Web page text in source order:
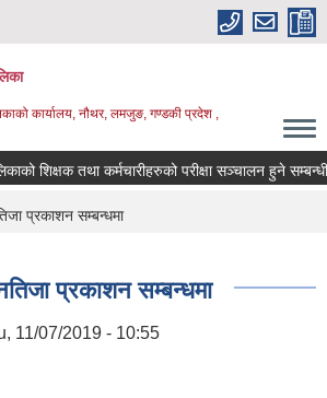
कार्यालय, नौथर, लमजुङ, गण्डकी प्रदेश ,
शिक्षक तथा कर्मचारीहरुको परीक्षा सञ्चालन हुने सम्बन्धी
प्रकाशन सम्बन्धमा
प्रकाशन सम्बन्धमा
11/07/2019 - 10:55